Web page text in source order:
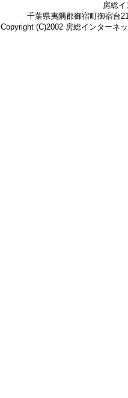
房総
千葉県夷隅郡御宿町御宿台
Copyright (C)2002 房総インターネ